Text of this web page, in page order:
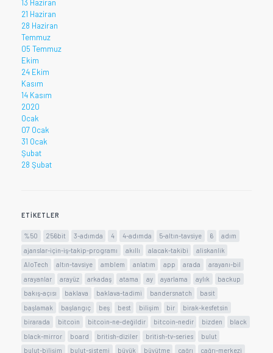
13 Haziran
21 Haziran
28 Haziran
Temmuz
05 Temmuz
Ekim
24 Ekim
Kasım
14 Kasım
2020
Ocak
07 Ocak
31 Ocak
Şubat
28 Şubat
ETIKETLER
%50 256bit 3-adımda 4 4-adımda 5-altın-tavsiye 6
adım
ajanslar-için-iş-takip-programı
akıllı alacak-takibi
aliskanlik
AloTech
altın-tavsiye amblem anlatım app arada
arayanı-bil
arayanlar
arayüz arkadaş atama ay ayarlama aylık
backup
bakış-açısı
baklava baklava-tadimi bandersnatch
basit
başlamak
başlangıç beş best bilişim bir
birak-kesfetsin
birarada
bitcoin bitcoin-ne-değildir bitcoin-nedir bizden
black
black-mirror
board british-diziler british-tv-series
bulut
bulut-bilişim
bulut-sistemi büyük büyütme çağrı
çağrı-merkezi